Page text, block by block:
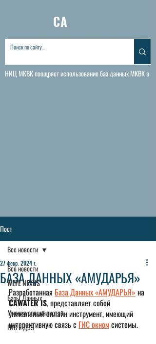
CA
НИЦ МКВК поощряет использование баз данных МКВК в
Пост
Все новости
WEFE NEXUS
Базы Данных
Мнение специалистов
ГИС и ДЗЗ
Все новости
БАЗА ДАННЫХ «АМУДАРЬЯ»
27 февр. 2024 г.
Разработанная База Данных «АМУДАРЬЯ» на
CAWATER IS, представляет собой
уникальный онлайн инструмент, имеющий
интерактивную связь с ГИС окном системы.